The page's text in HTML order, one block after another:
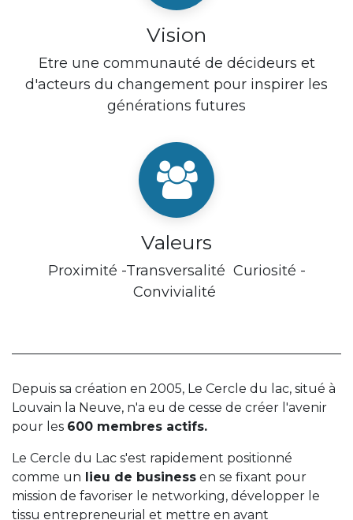
Vision
Etre une communauté de décideurs et
d'acteurs du changement pour inspirer les
générations futures
Valeurs
Proximité -Transversalité Curiosité -
Convivialité
Depuis sa création en 2005, Le Cercle du lac, situé à
Louvain la Neuve, n'a eu de cesse de créer l'avenir
pour les 600 membres actifs.
Le Cercle du Lac s'est rapidement positionné
comme un lieu de business en se fixant pour
mission de favoriser le networking, développer le
tissu entrepreneurial et mettre en avant